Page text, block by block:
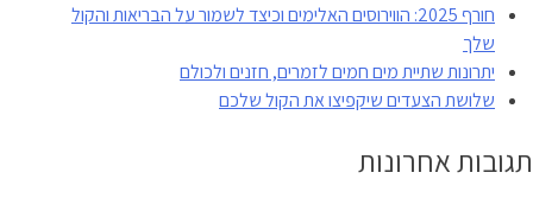
חורף 2025: הווירוסים האלימים וכיצד לשמור על הבריאות והקול
שלך
יתרונות שתיית מים חמים לזמרים, חזנים ולכולם
שלושת הצעדים שיקפיצו את הקול שלכם
תגובות אחרונות